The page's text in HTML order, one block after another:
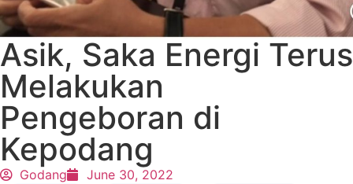
Asik, Saka Energi Terus
Melakukan
Pengeboran di
Kepodang
Godang June 30, 2022